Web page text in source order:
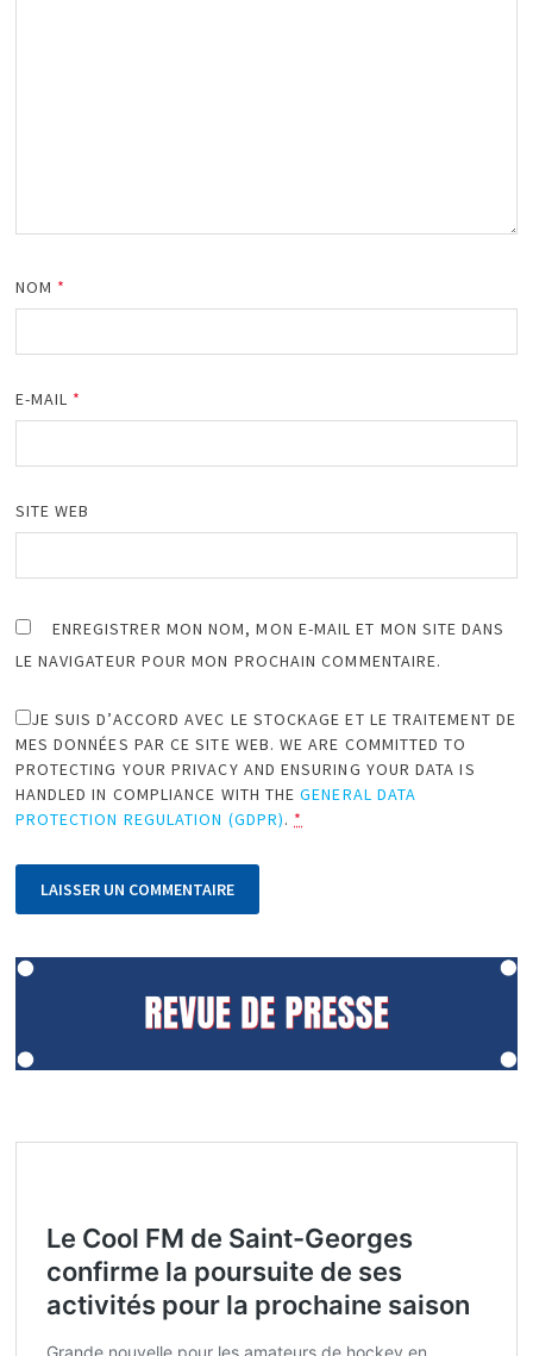
NOM *
E-MAIL *
SITE WEB
ENREGISTRER MON NOM, MON E-MAIL ET MON SITE DANS
LE NAVIGATEUR POUR MON PROCHAIN COMMENTAIRE.
JE SUIS D’ACCORD AVEC LE STOCKAGE ET LE TRAITEMENT DE
MES DONNÉES PAR CE SITE WEB. WE ARE COMMITTED TO
PROTECTING YOUR PRIVACY AND ENSURING YOUR DATA IS
HANDLED IN COMPLIANCE WITH THEGENERAL DATA
PROTECTION REGULATION (GDPR). *